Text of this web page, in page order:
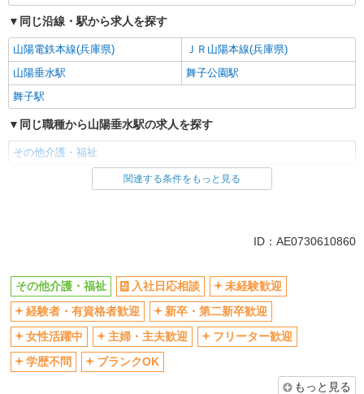
同じ沿線・駅から求人を探す
山陽電鉄本線(兵庫県)
ＪＲ山陽本線(兵庫県)
山陽垂水駅
舞子公園駅
舞子駅
同じ職種から山陽垂水駅の求人を探す
その他介護・福祉
同じ雇用形態から山陽垂水駅の求人を探す
経験者・有資格者歓迎
新卒・第二新卒歓迎
女性活躍中
主婦・主夫歓迎
フリーター歓迎
学歴不問
ブランクOK
シニア（60代～）活躍中
関連する条件をもっと見る
ID：AE0730610860
その他介護・福祉 入社日応相談
未経験歓迎
経験者・有資格者歓迎
新卒・第二新卒歓迎
女性活躍中
主婦・主夫歓迎
フリーター歓迎
学歴不問
ブランクOK
もっと見る